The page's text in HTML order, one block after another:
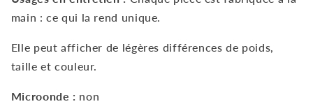
main : ce qui la rend unique.
Elle peut afficher de légères différences de poids,
taille et couleur.
Microonde : non